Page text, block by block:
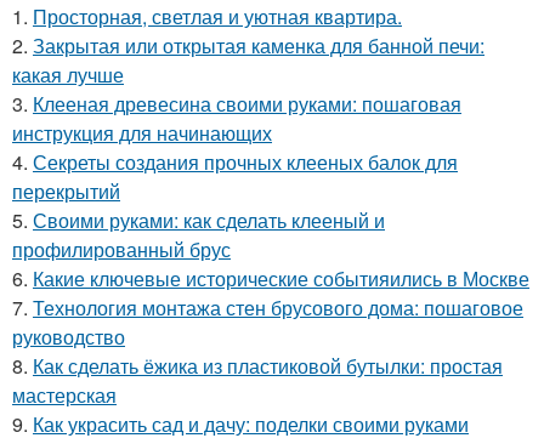
1. Просторная, светлая и уютная квартира.
2. Закрытая или открытая каменка для банной печи:
какая лучше
3. Клееная древесина своими руками: пошаговая
инструкция для начинающих
4. Секреты создания прочных клееных балок для
перекрытий
5. Своими руками: как сделать клееный и
профилированный брус
6. Какие ключевые исторические событияились в Москве
7. Технология монтажа стен брусового дома: пошаговое
руководство
8. Как сделать ёжика из пластиковой бутылки: простая
мастерская
9. Как украсить сад и дачу: поделки своими руками